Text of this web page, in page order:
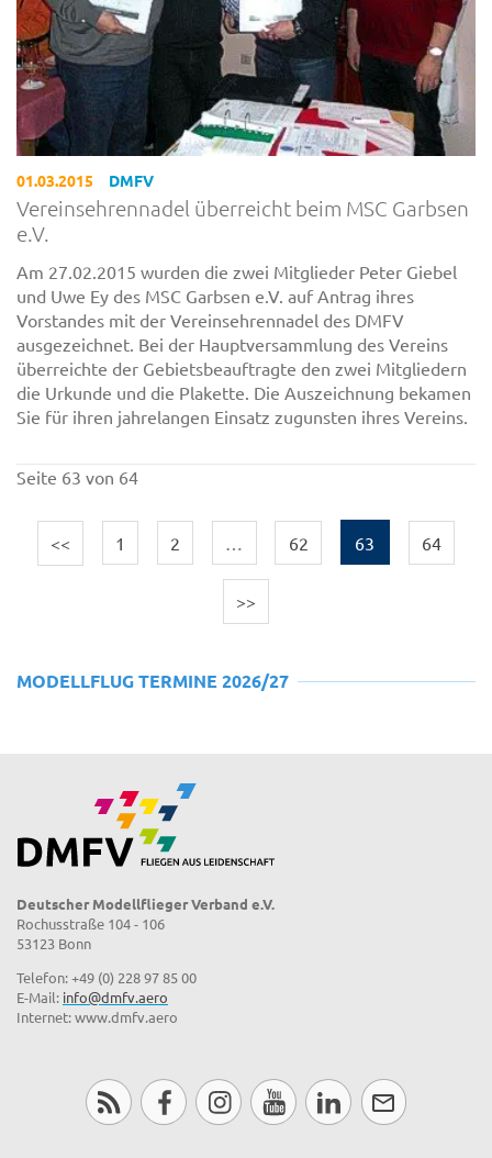
01.03.2015 DMFV
Vereinsehrennadel überreicht beim MSC Garbsen
e.V.
Am 27.02.2015 wurden die zwei Mitglieder Peter Giebel
und Uwe Ey des MSC Garbsen e.V. auf Antrag ihres
Vorstandes mit der Vereinsehrennadel des DMFV
ausgezeichnet. Bei der Hauptversammlung des Vereins
überreichte der Gebietsbeauftragte den zwei Mitgliedern
die Urkunde und die Plakette. Die Auszeichnung bekamen
Sie für ihren jahrelangen Einsatz zugunsten ihres Vereins.
Seite 63 von 64
<< 1 2 62 63 64
>>
MODELLFLUG TERMINE 2026/27
Deutscher Modellflieger Verband e.V.
Rochusstraße 104 - 106
53123 Bonn
Telefon: +49 (0) 228 97 85 00
E-Mail: info@dmfv.aero
Internet: www.dmfv.aero